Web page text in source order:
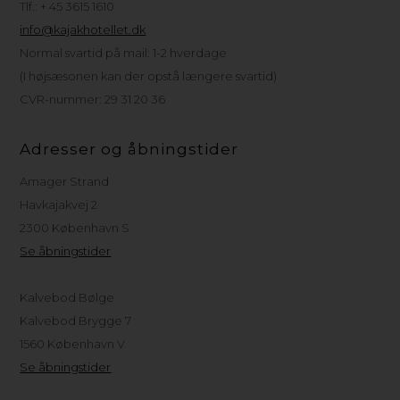
Tlf.: + 45 3615 1610
info@kajakhotellet.dk
Normal svartid på mail: 1-2 hverdage
(I højsæsonen kan der opstå længere svartid)
CVR-nummer: 29 31 20 36
Adresser og åbningstider
Amager Strand
Havkajakvej 2
2300 København S
Se åbningstider
Kalvebod Bølge
Kalvebod Brygge 7
1560 København V
Se åbningstider